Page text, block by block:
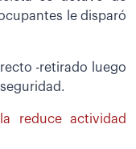
le disparó
-retirado luego
reduce actividad